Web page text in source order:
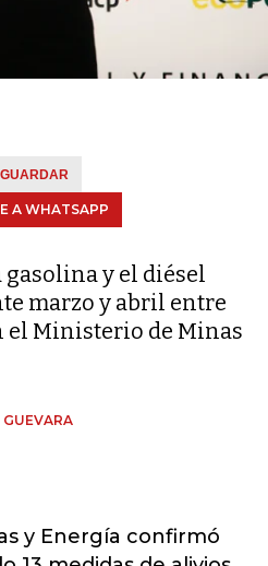
GUARDAR
A WHATSAPP
gasolina y el diésel
marzo y abril entre
el Ministerio de Minas
y Energía confirmó